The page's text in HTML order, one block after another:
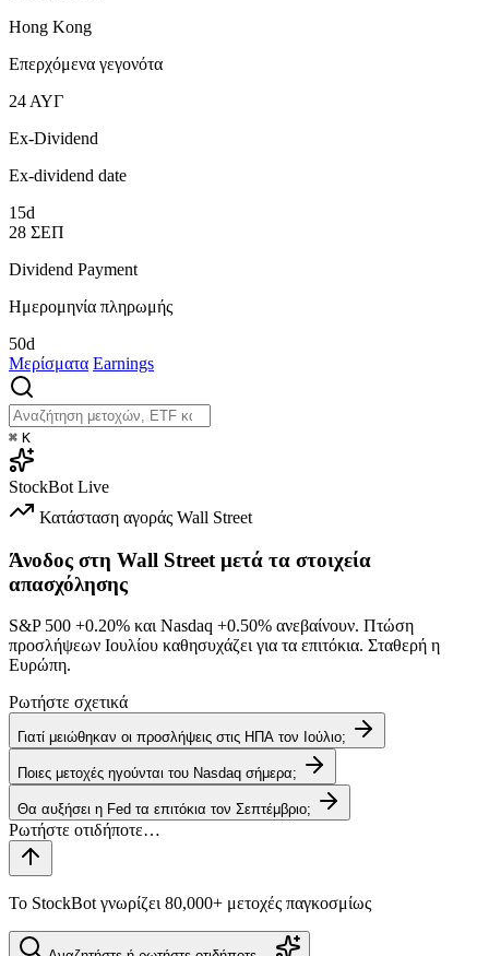
Hong Kong
Επερχόμενα γεγονότα
24 ΑΥΓ
Ex-Dividend
Ex-dividend date
15d
28 ΣΕΠ
Dividend Payment
Ημερομηνία πληρωμής
50d
Μερίσματα Earnings
⌘ K
StockBot Live
Κατάσταση αγοράς Wall Street
Άνοδος στη Wall Street μετά τα στοιχεία
απασχόλησης
S&P 500 +0.20% και Nasdaq +0.50% ανεβαίνουν. Πτώση
προσλήψεων Ιουλίου καθησυχάζει για τα επιτόκια. Σταθερή η
Ευρώπη.
Ρωτήστε σχετικά
Γιατί μειώθηκαν οι προσλήψεις στις ΗΠΑ τον Ιούλιο;
Ποιες μετοχές ηγούνται του Nasdaq σήμερα;
Θα αυξήσει η Fed τα επιτόκια τον Σεπτέμβριο;
Το StockBot γνωρίζει 80,000+ μετοχές παγκοσμίως